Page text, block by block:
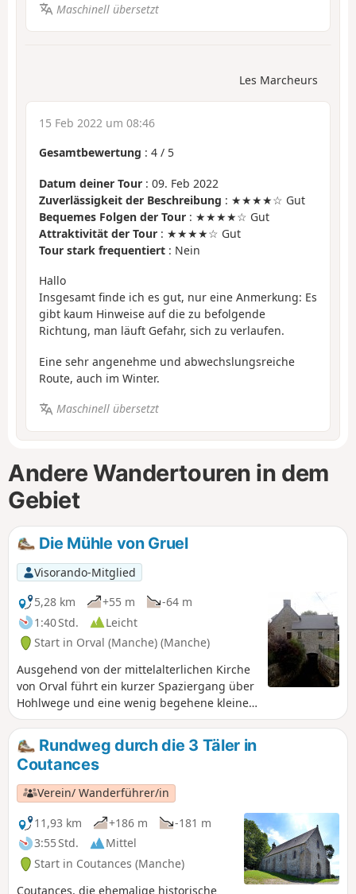
Maschinell übersetzt
Les Marcheurs
15 Feb 2022 um 08:46
Gesamtbewertung : 4 / 5
Datum deiner Tour : 09. Feb 2022
Zuverlässigkeit der Beschreibung : ★★★★☆ Gut
Bequemes Folgen der Tour : ★★★★☆ Gut
Attraktivität der Tour : ★★★★☆ Gut
Tour stark frequentiert : Nein
Hallo
Insgesamt finde ich es gut, nur eine Anmerkung: Es
gibt kaum Hinweise auf die zu befolgende
Richtung, man läuft Gefahr, sich zu verlaufen.
Eine sehr angenehme und abwechslungsreiche
Route, auch im Winter.
Maschinell übersetzt
Andere Wandertouren in dem
Gebiet
Die Mühle von Gruel
Visorando-Mitglied
5,28 km
+55 m
-64 m
1:40 Std.
Leicht
Start in Orval (Manche) (Manche)
Ausgehend von der mittelalterlichen Kirche
von Orval führt ein kurzer Spaziergang über
Hohlwege und eine wenig begehene kleine
Straße zu einer alten Mühle am Fluss
Soulles.Rundweg durch die 3 Täler in
Coutances
Verein/ Wanderführer/in
11,93 km
+186 m
-181 m
3:55 Std.
Mittel
Start in Coutances (Manche)
Coutances, die ehemalige historische